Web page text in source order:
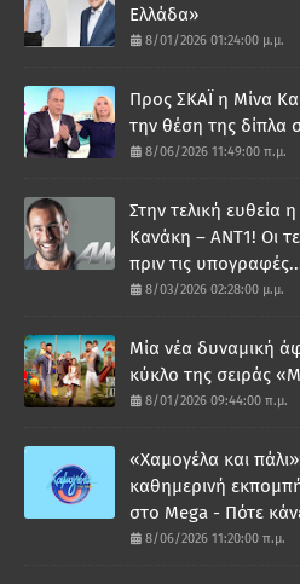
Ελλάδα»
8/01/2026 01:24:00 μ.μ.
Προς ΣΚΑΪ η Μίνα
την θέση της δίπλα
8/06/2026 11:49:00 π.μ.
Στην τελική ευθεία
Κανάκη – ΑΝΤ1! Οι
πριν τις
8/03/2026 02:28:00 μ.μ.
Μία νέα δυναμική
κύκλο της σειράς
8/01/2026 09:44:00 π.μ.
«Χαμογέλα και
καθημερινή
στο Mega - Πότε
8/06/2026 11:20:00 π.μ.